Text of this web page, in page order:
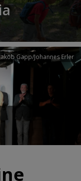
Gapp/Johannes Erler